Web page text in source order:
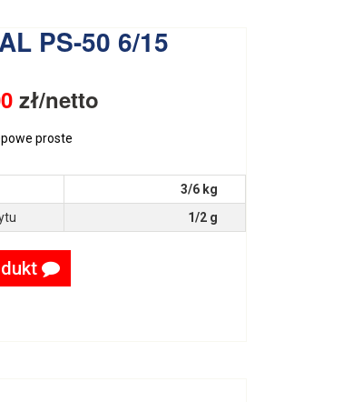
PS-50 6/15
zł/netto
proste
3/6 kg
1/2 g